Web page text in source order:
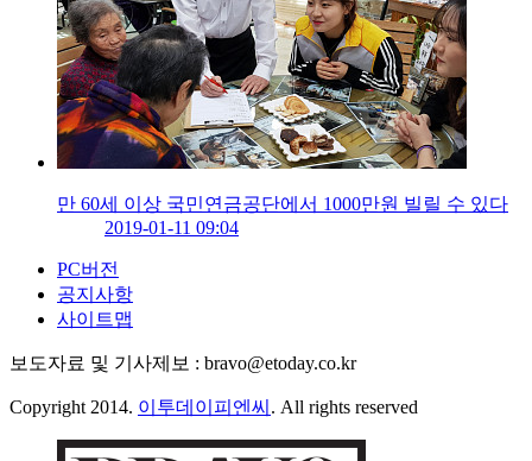
만 60세 이상 국민연금공단에서 1000만원 빌릴 수 있다
2019-01-11 09:04
PC버전
공지사항
사이트맵
보도자료 및 기사제보 : bravo@etoday.co.kr
Copyright 2014. 이투데이피엔씨 . All rights reserved